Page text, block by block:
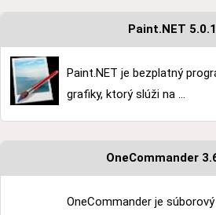
Paint.NET
Paint.NET je bezplatný
grafiky, ktorý slúži na ...
OneCommander
OneCommander je